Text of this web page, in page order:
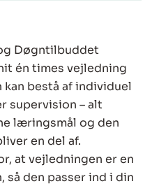
Døgntilbuddet
én times vejledning
bestå af individuel
supervision – alt
læringsmål og den
en del af.
at vejledningen er en
så den passer ind i din